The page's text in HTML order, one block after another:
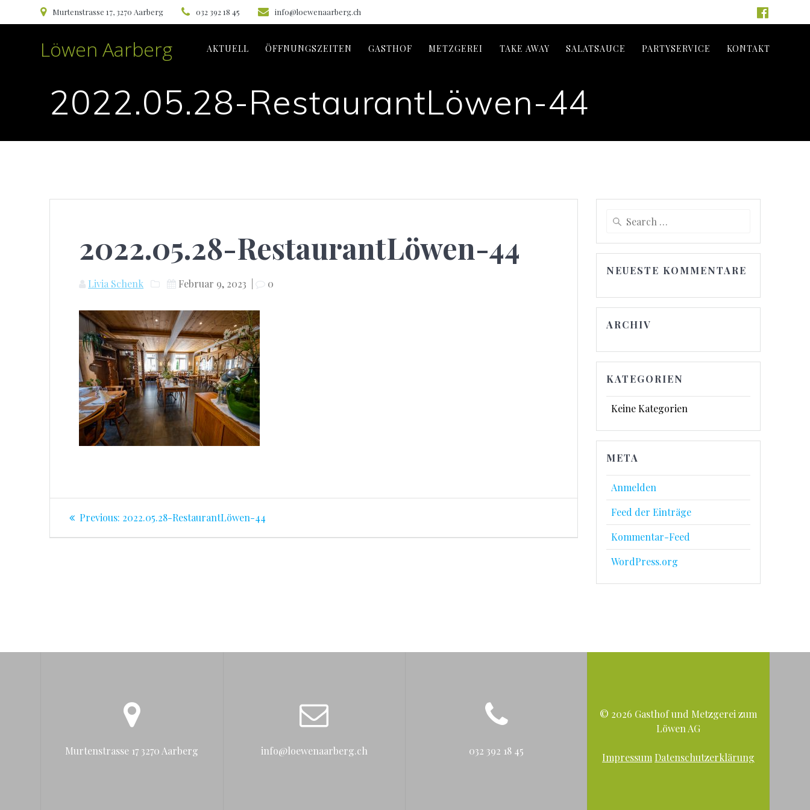
Murtenstrasse 17, 3270 Aarberg 032 392 18 45 info@loewenaarberg.ch
Löwen Aarberg AKTUELL ÖFFNUNGSZEITEN GASTHOF METZGEREI TAKE AWAY SALATSAUCE PARTYSERVICE KONTAKT
2022.05.28-RestaurantLöwen-44
2022.05.28-RestaurantLöwen-44
Livia Schenk Februar 9, 2023 | 0
Beitragsnavigation
Previous: Previous
2022.05.28-RestaurantLöwen-44
Search
NEUESTE KOMMENTARE
ARCHIV
KATEGORIEN
Keine Kategorien
META
Anmelden
Feed der Einträge
Kommentar-Feed
WordPress.org
Murtenstrasse 17 3270 Aarberg info@loewenaarberg.ch 032 392 18 45
© 2026 Gasthof und Metzgerei zum
Löwen AG
Impressum Datenschutzerklärung